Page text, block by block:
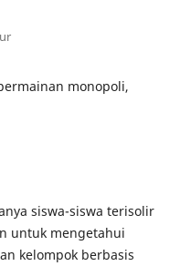
monopoli,
siswa-siswa terisolir
untuk mengetahui
kelompok berbasis